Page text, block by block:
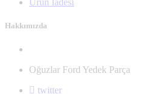
Ürün İadesi
Hakkımızda
Oğuzlar Ford Yedek Parça
twitter